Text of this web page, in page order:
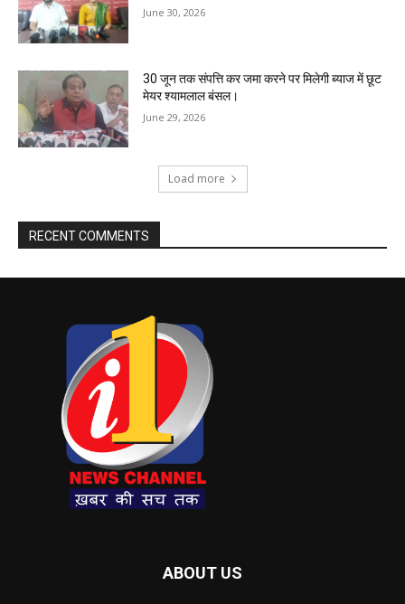
June 30, 2026
30 जून तक संपत्ति कर जमा करने पर मिलेगी ब्याज में छूट
मेयर श्यामलाल बंसल।
June 29, 2026
Load more
RECENT COMMENTS
ABOUT US